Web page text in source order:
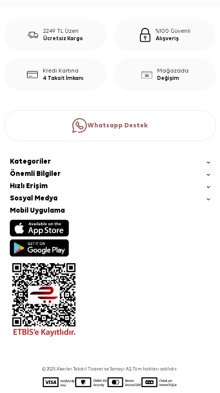
2249 TL Üzeri
Ücretsiz Kargo
%100 Güvenli
Alışveriş
Kredi Kartına
4 Taksit İmkanı
Mağazada
Değişim
Whatsapp Destek
Kategoriler
Önemli Bilgiler
Hızlı Erişim
Sosyal Medya
Mobil Uygulama
© 2025 Akerler Tekstil Ticaret ve Sanayi A.Ş. Tüm hakları saklıdır.